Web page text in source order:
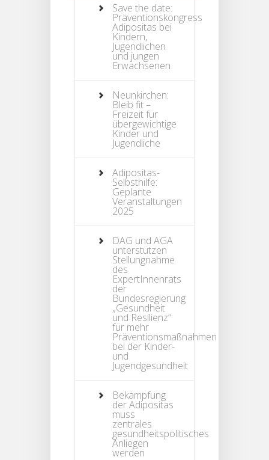
Save the date:
Präventionskongress
Adipositas bei
Kindern,
Jugendlichen
und jungen
Erwachsenen
Neunkirchen:
Bleib fit –
Freizeit für
übergewichtige
Kinder und
Jugendliche
Adipositas-
Selbsthilfe:
Geplante
Veranstaltungen
2025
DAG und AGA
unterstützen
Stellungnahme
des
ExpertInnenrats
der
Bundesregierung
„Gesundheit
und Resilienz“
für mehr
Präventionsmaßnahmen
bei der Kinder-
und
Jugendgesundheit
Bekämpfung
der Adipositas
muss
zentrales
gesundheitspolitisches
Anliegen
werden